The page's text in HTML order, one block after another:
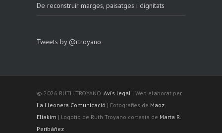
De reconstruir marges, paisatges i dignitats
Tweets by @rtroyano
© 2026 RUTH TROYANO. Avís legal | Web elaborat per
La Lleonera Comunicació | Fotografies de Maoz
Eliakim | Logotip de Ruth Troyano cortesia de Marta R.
Peribàñez